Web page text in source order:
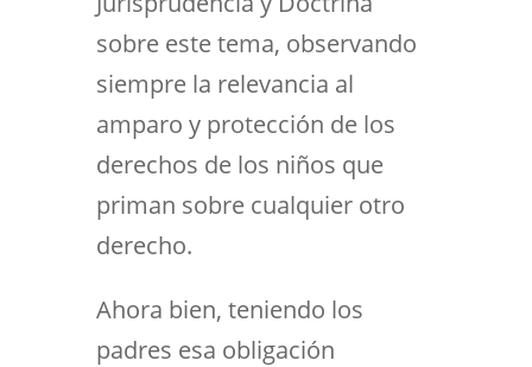
sobre este tema, observando
siempre la relevancia al
amparo y protección de los
derechos de los niños que
priman sobre cualquier otro
derecho.
Ahora bien, teniendo los
padres esa obligación